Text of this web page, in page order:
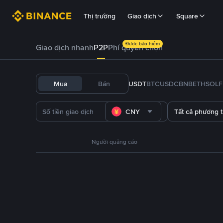
Thị trường Giao dịch Square
Giao dịch nhanhP2PPhí quyền chọn
Được bảo hiểm
Mua Bán USDTBTCUSDCBNBETHSOL
CNY Tất cả phương
Người quảng cáo